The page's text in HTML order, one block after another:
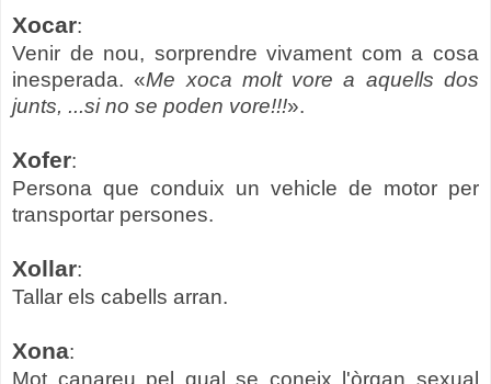
Xocar:
Venir de nou, sorprendre vivament com a cosa
inesperada. «Me xoca molt vore a aquells dos
junts, ...si no se poden vore!!!».
Xofer:
Persona que conduix un vehicle de motor per
transportar persones.
Xollar:
Tallar els cabells arran.
Xona:
Mot canareu pel qual se coneix l'òrgan sexual